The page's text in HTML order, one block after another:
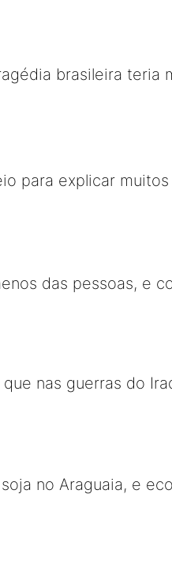
brasileira teria
para explicar
das pessoas, e
nas guerras do
no Araguaia, e